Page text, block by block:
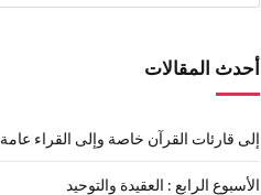
أحدث المقالات
إلى قارئات القرآن خاصة وإلى القراء عامة
الأسبوع الرابع : العقيدة والتوحيد